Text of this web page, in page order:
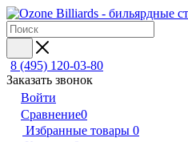
8 (495) 120-03-80
Заказать звонок
Войти
Сравнение0
Избранные товары 0